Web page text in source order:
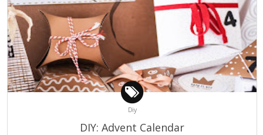
Diy
DIY: Advent Calendar